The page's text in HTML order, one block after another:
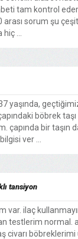
tam kontrol
sorum şu
...
yaşında,
böbrek taşı
çapında bir taşın
ver ...
tansiyon
var. ilaç
testlerim
civarı